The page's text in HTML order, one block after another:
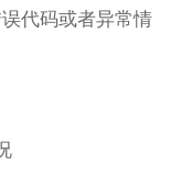
代码或者异常情